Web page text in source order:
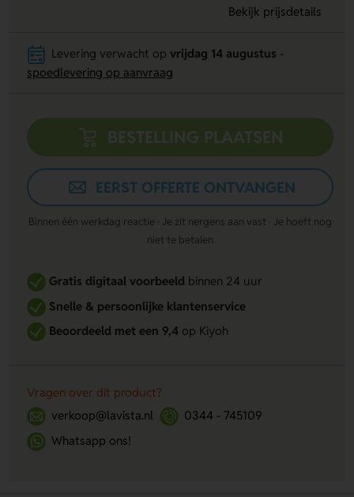
Bekijk prijsdetails
Levering verwacht opvrijdag 14 augustus
spoedlevering op aanvraag
BESTELLING PLAATSEN
EERST OFFERTE ONTVANGEN
Binnen één werkdag reactie · Je zit nergens aan vast · Je hoeft nog
niet te betalen
Gratis digitaal voorbeeldbinnen 24 uur
Snelle & persoonlijke klantenservice
Beoordeeld met een 9,4op Kiyoh
Vragen over dit product?
verkoop@lavista.nl
0344 - 745109
Whatsapp ons!